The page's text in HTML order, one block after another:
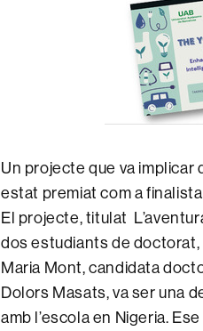
Un projecte que va implicar
estat premiat com a
El projecte, titulat
dos estudiants de
Maria Mont, candidata
Dolors Masats, va ser una
amb l’escola en Nigeria.